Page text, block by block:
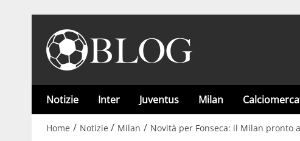
Notizie Inter Juventus Milan
Home / Notizie / Milan / Novità per Fonseca: il Milan pronto